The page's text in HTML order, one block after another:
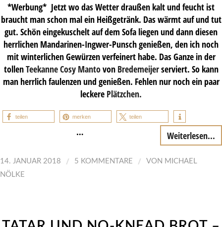
*Werbung* Jetzt wo das Wetter draußen kalt und feucht ist
braucht man schon mal ein Heißgetränk. Das wärmt auf und tut
gut. Schön eingekuschelt auf dem Sofa liegen und dann diesen
herrlichen Mandarinen-Ingwer-Punsch genießen, den ich noch
mit winterlichen Gewürzen verfeinert habe. Das Ganze in der
tollenTeekanne Cosy Mantovon Bredemeijerserviert. So kann
man herrlich faulenzen und genießen. Fehlen nur noch ein paar
leckere Plätzchen.
teilen merken teilen
… Weiterlesen...
14. JANUAR 2018 / 5 KOMMENTARE / VON MICHAEL
NÖLKE